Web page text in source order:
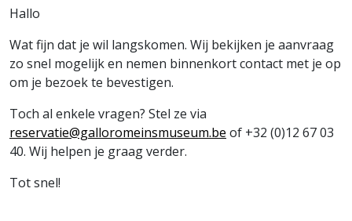
Hallo
Wat fijn dat je wil langskomen. Wij bekijken je aanvraag
zo snel mogelijk en nemen binnenkort contact met je op
om je bezoek te bevestigen.
Toch al enkele vragen? Stel ze via
reservatie@galloromeinsmuseum.be of +32 (0)12 67 03
40. Wij helpen je graag verder.
Tot snel!